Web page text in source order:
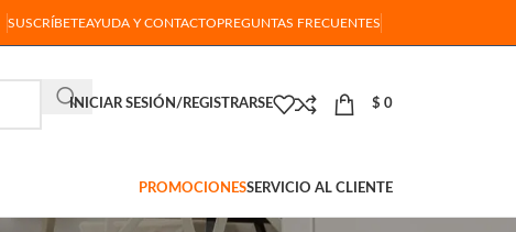
SUSCRÍBETEAYUDA Y CONTACTOPREGUNTAS FRECUENTES
INICIAR SESIÓN/REGISTRARSE $ 0
PROMOCIONESSERVICIO AL CLIENTE